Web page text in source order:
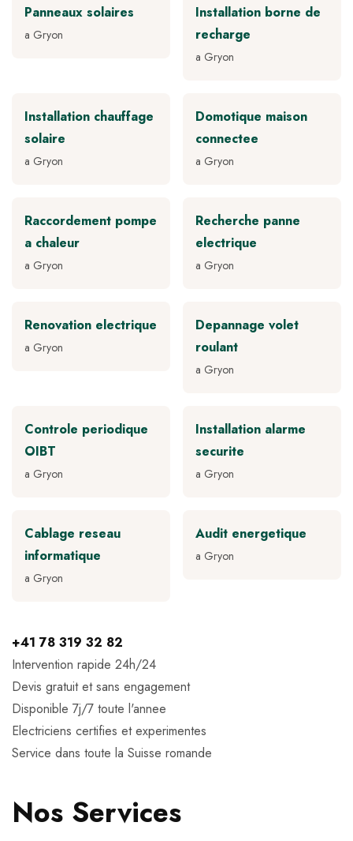
Panneaux solaires
a Gryon
Installation borne de
recharge
a Gryon
Installation chauffage
solaire
a Gryon
Domotique maison
connectee
a Gryon
Raccordement pompe
a chaleur
a Gryon
Recherche panne
electrique
a Gryon
Renovation electrique
a Gryon
Depannage volet
roulant
a Gryon
Controle periodique
OIBT
a Gryon
Installation alarme
securite
a Gryon
Cablage reseau
informatique
a Gryon
Audit energetique
a Gryon
+41 78 319 32 82
Intervention rapide 24h/24
Devis gratuit et sans engagement
Disponible 7j/7 toute l'annee
Electriciens certifies et experimentes
Service dans toute la Suisse romande
Nos Services